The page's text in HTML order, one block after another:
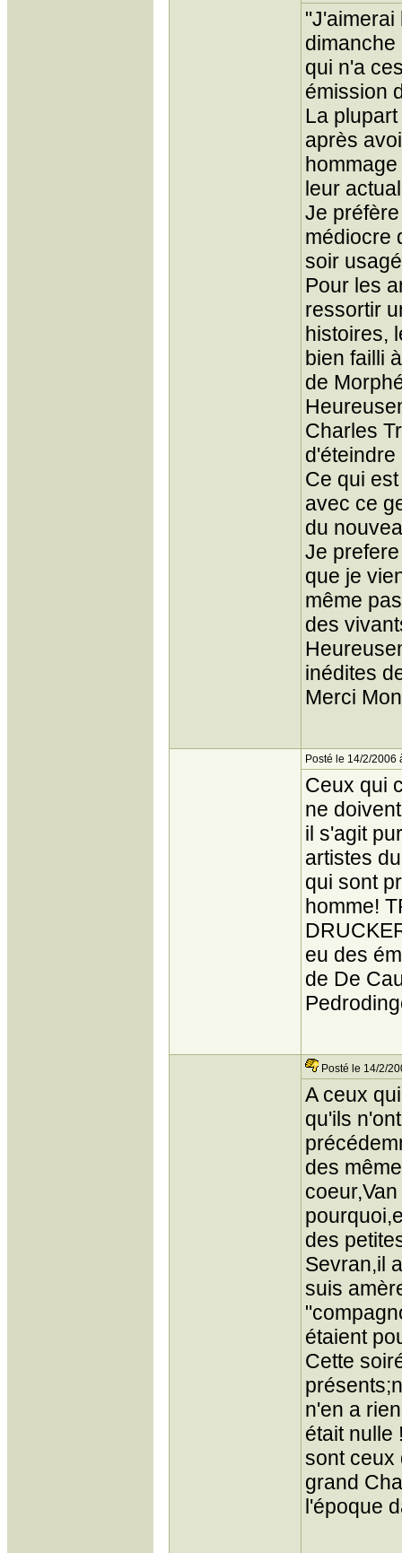
"J'aimerai
dimanche
qui n'a
émission
La
après
leur
Je
médiocre
soir
Pour les
ressortir
histoires,
bien failli
de
Charles
d'éteindre
Ce qui
avec ce
du
Je
que je
même
des
inédites
Merci
Posté le 14/2/2006
Ceux qui
ne
il s'agit
artistes
qui sont
homme!
eu des
de De
Posté le 14/2/
A ceux
qu'ils
des
des
Sevran,il
suis
étaient
Cette
n'en a
était nulle
sont ceux
grand
l'époque